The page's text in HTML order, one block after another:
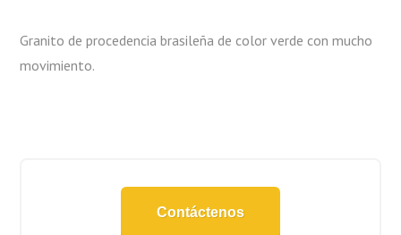
Granito de procedencia brasileña de color verde con mucho
movimiento.
Contáctenos